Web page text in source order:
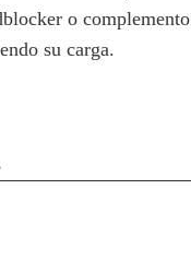
o
su carga.